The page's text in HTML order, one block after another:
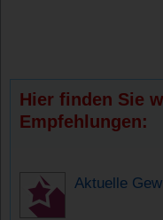
Hier finden Sie
Empfehlungen:
Aktuelle